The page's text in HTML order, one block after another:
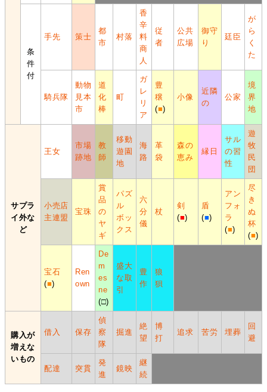
条
件
付
手先 策士
都
市
村落
香
辛
料
商
人
従
者
公共
広場
御守
り
廷臣
が
ら
く
た
騎兵隊
動物
見本
市
道
化
棒
町
ガ
レ
リ
ア
豊
穣
(■)
小像
近隣
の
公家
境
界
地
サプラ
イ外な
ど
王女
市場
跡地
教
師
移動
遊園
地
海
路
革
袋
森の
恵み
縁日
サル
の習
性
遊
牧
民
団
小売店
主連盟
宝珠
賞
品
の
ヤ
ギ
パズ
ル
ボッ
クス
六
分
儀
杖
剣
(■)
盾
(■)
アン
フォ
ラ
(■)
尽
き
ぬ
杯
(■)
宝石
(■)
Ren
own
De
m
es
ne
(□)
盛大
な取
引
豊
作
狼
狽
購入が
増えな
いもの
借入 保存
偵
察
隊
掘進
絶
望
博
打
追求 苦労 埋葬
回
避
配達 突貫
発
進
鏡映
継
続